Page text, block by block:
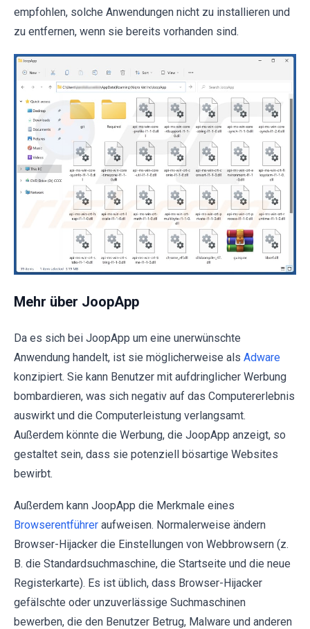
empfohlen, solche Anwendungen nicht zu installieren und
zu entfernen, wenn sie bereits vorhanden sind.
Mehr über JoopApp
Da es sich bei JoopApp um eine unerwünschte
Anwendung handelt, ist sie möglicherweise als Adware
konzipiert. Sie kann Benutzer mit aufdringlicher Werbung
bombardieren, was sich negativ auf das Computererlebnis
auswirkt und die Computerleistung verlangsamt.
Außerdem könnte die Werbung, die JoopApp anzeigt, so
gestaltet sein, dass sie potenziell bösartige Websites
bewirbt.
Außerdem kann JoopApp die Merkmale eines
Browserentführer aufweisen. Normalerweise ändern
Browser-Hijacker die Einstellungen von Webbrowsern (z.
B. die Standardsuchmaschine, die Startseite und die neue
Registerkarte). Es ist üblich, dass Browser-Hijacker
gefälschte oder unzuverlässige Suchmaschinen
bewerben, die den Benutzer Betrug, Malware und anderen